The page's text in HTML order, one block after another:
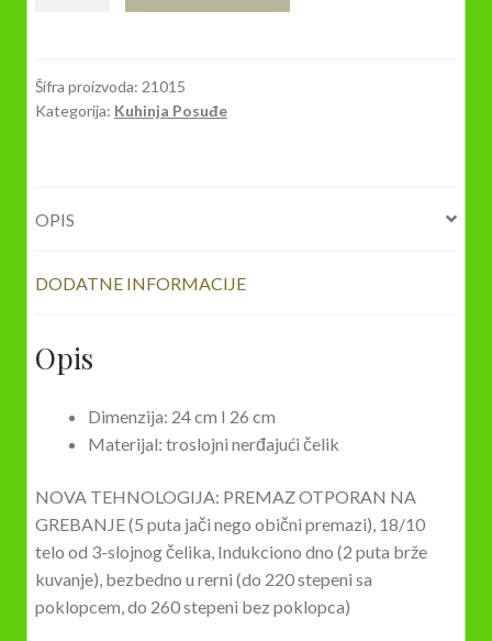
952
količina
Šifra proizvoda: 21015
Kategorija: Kuhinja Posuđe
OPIS
DODATNE INFORMACIJE
Opis
Dimenzija: 24 cm I 26 cm
Materijal: troslojni nerđajući čelik
NOVA TEHNOLOGIJA: PREMAZ OTPORAN NA
GREBANJE (5 puta jači nego obični premazi), 18/10
telo od 3-slojnog čelika, Indukciono dno (2 puta brže
kuvanje), bezbedno u rerni (do 220 stepeni sa
poklopcem, do 260 stepeni bez poklopca)